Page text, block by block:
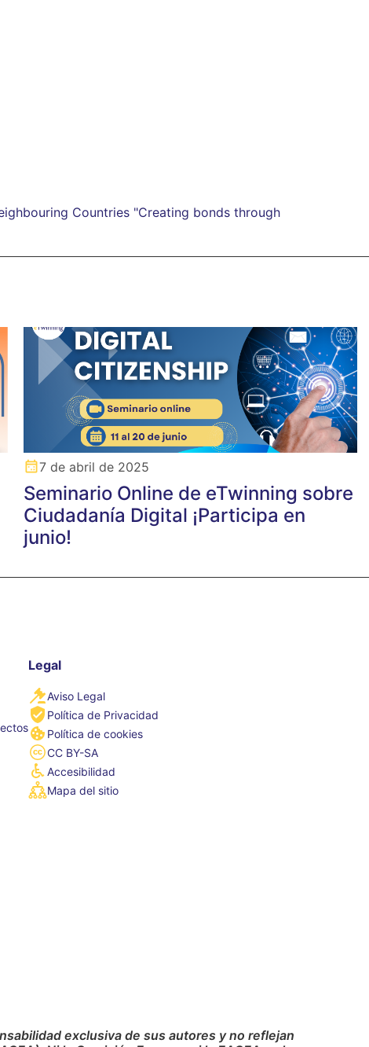
Countries "Creating bonds through
7 de abril de 2025
Seminario Online de eTwinning sobre
Ciudadanía Digital ¡Participa en
junio!
Legal
Aviso Legal
Política de Privacidad
Política de cookies
CC BY-SA
Accesibilidad
Mapa del sitio
exclusiva de sus autores y no reflejan